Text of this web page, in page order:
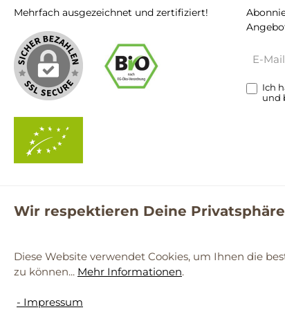
Mehrfach ausgezeichnet und zertifiziert!
Mail-
Ich
und
Wir respektieren Deine Privatsphäre
Diese Website verwendet Cookies, um Ihnen die
zu können... Mehr Informationen.
- Impressum